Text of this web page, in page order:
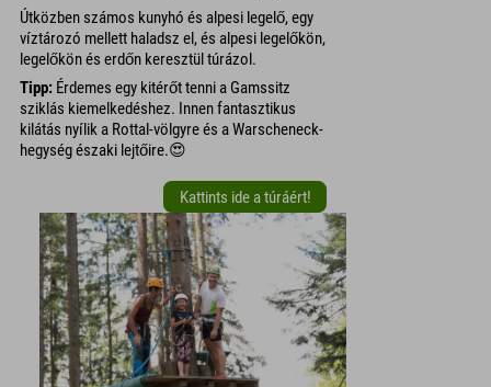
Útközben számos kunyhó és alpesi legelő, egy
víztározó mellett haladsz el, és alpesi legelőkön,
legelőkön és erdőn keresztül túrázol.
Tipp: Érdemes egy kitérőt tenni a Gamssitz
sziklás kiemelkedéshez. Innen fantasztikus
kilátás nyílik a Rottal-völgyre és a Warscheneck-
hegység északi lejtőire.😍
Kattints ide a túráért!